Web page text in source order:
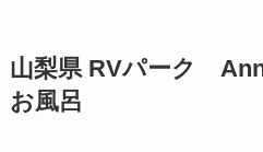
山梨県 RVパーク
お風呂